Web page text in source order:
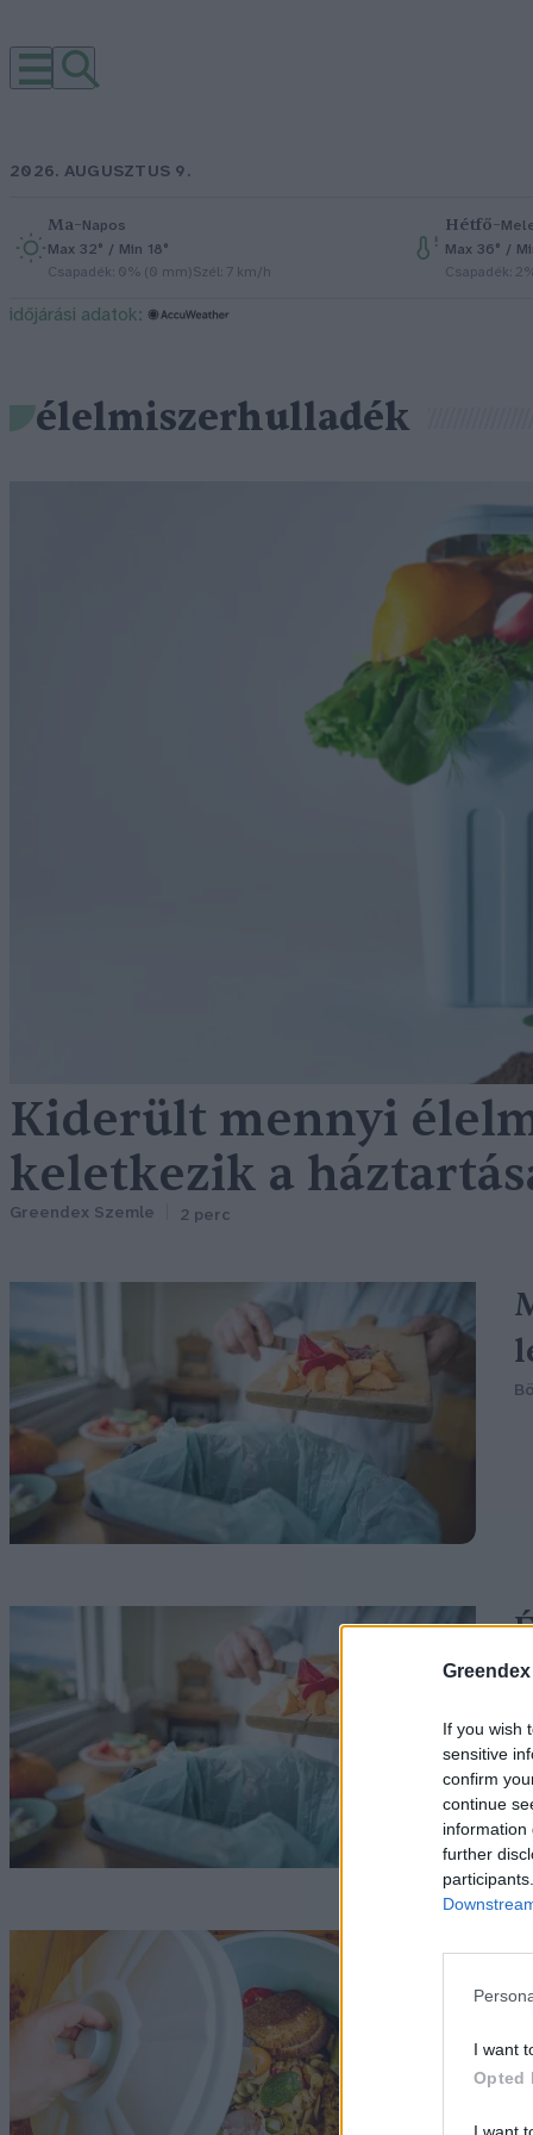
Greendex
If you wish
sensitive
confirm
continue
information
further
I want
Opted
I want
2026. AUGUSZTUS 9.
Ma–Napos
Max 32° / Min 18°
Csapadék: 0% (0 mm)Szél: 7 km/h
Hétfő–
Max 36° /
Csapadék:
időjárási adatok:
élelmiszerhulladék
Kiderült mennyi
keletkezik a
Greendex Szemle 2 perc